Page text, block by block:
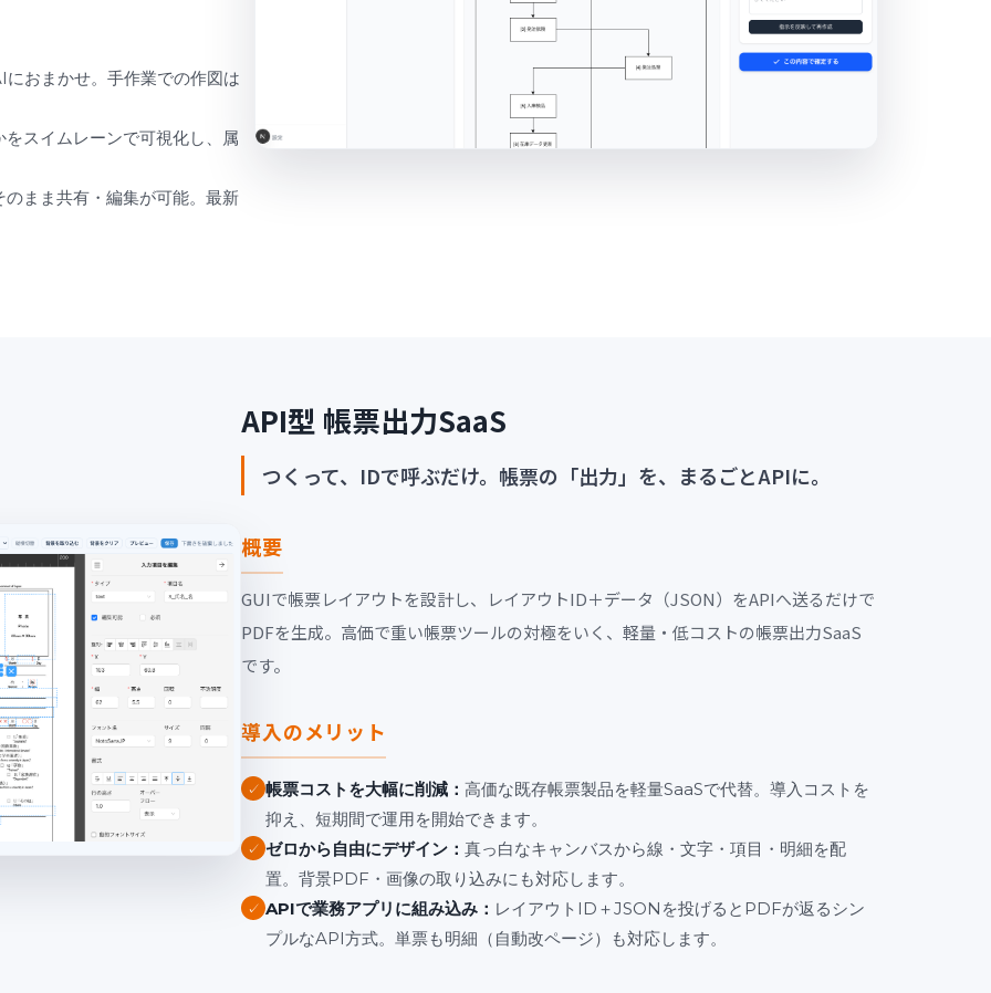
おまかせ。手作業での作図は
スイムレーンで可視化し、属
まま共有・編集が可能。最新
API型 帳票出力SaaS
つくって、IDで呼ぶだけ。帳票の「出力」を、まるごとAPIに。
概要
GUIで帳票レイアウトを設計し、レイアウトID＋データ（JSON）をAPIへ送るだけで
PDFを生成。高価で重い帳票ツールの対極をいく、軽量・低コストの帳票出力SaaS
です。
導入のメリット
✓ 帳票コストを大幅に削減：高価な既存帳票製品を軽量SaaSで代替。導入コストを
抑え、短期間で運用を開始できます。
✓ ゼロから自由にデザイン：真っ白なキャンバスから線・文字・項目・明細を配
置。背景PDF・画像の取り込みにも対応します。
✓ APIで業務アプリに組み込み： レイアウトID＋JSONを投げるとPDFが返るシン
プルなAPI方式。単票も明細（自動改ページ）も対応します。